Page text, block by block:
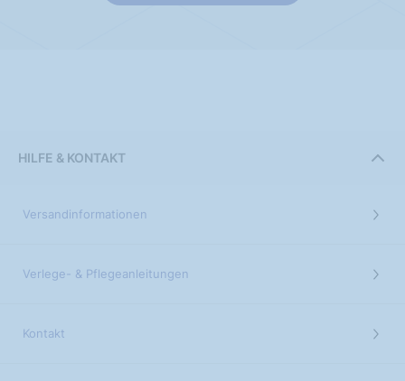
HILFE & KONTAKT
Versandinformationen
Verlege- & Pflegeanleitungen
Kontakt